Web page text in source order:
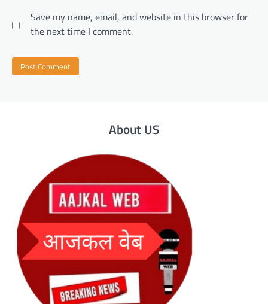
Save my name, email, and website in this browser for
the next time I comment.
About US